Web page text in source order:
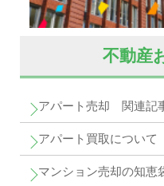
不動産
アパート売却 関連記
アパート買取について
マンション売却の知恵